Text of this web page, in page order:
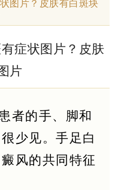
图片？皮肤有白斑块
的手、脚和
少见。手足白
风的共同特征